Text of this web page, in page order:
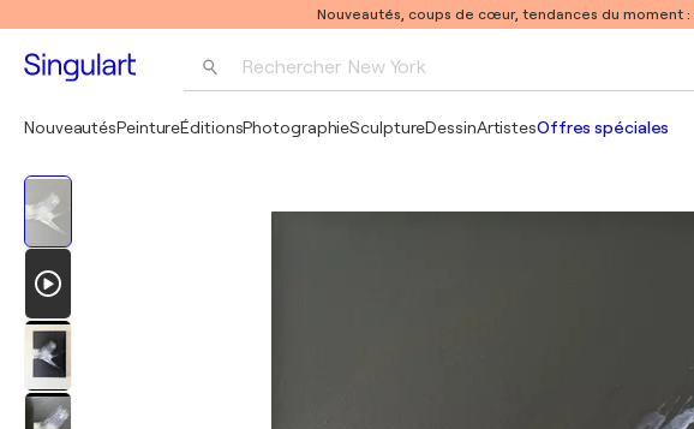
Nouveautés, coups de cœur, tendances du moment :
Rechercher New York
Pablo Picasso
NouveautésPeintureÉditionsPhotographieSculptureDessinArtistesOffres spéciales